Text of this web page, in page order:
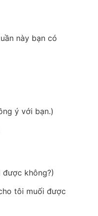
này bạn có
ý với bạn.)
được không?)
tôi muối được